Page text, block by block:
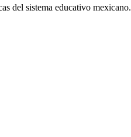
del sistema educativo mexicano.